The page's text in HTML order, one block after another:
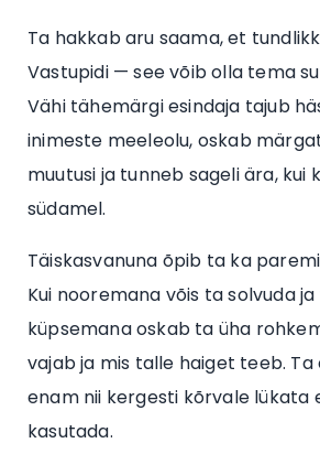
Ta hakkab aru saama, et
Vastupidi — see võib olla tema
Vähi tähemärgi esindaja tajub
inimeste meeleolu, oskab
muutusi ja tunneb sageli ära, kui
südamel.
Täiskasvanuna õpib ta ka
Kui nooremana võis ta solvuda ja
küpsemana oskab ta üha
vajab ja mis talle haiget teeb. Ta
enam nii kergesti kõrvale lükata
kasutada.